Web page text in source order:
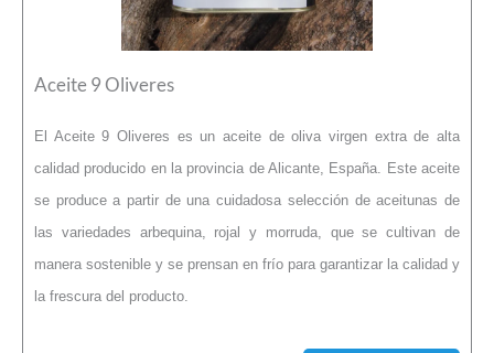
Aceite 9 Oliveres
El Aceite 9 Oliveres es un aceite de oliva virgen extra de alta
calidad producido en la provincia de Alicante, España. Este aceite
se produce a partir de una cuidadosa selección de aceitunas de
las variedades arbequina, rojal y morruda, que se cultivan de
manera sostenible y se prensan en frío para garantizar la calidad y
la frescura del producto.